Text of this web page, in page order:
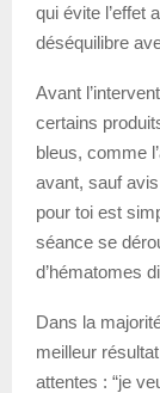
qui évite l’effet
déséquilibre
Avant
certains
bleus, comme
avant, sauf
pour toi est
séance se
d’hématomes
Dans la
meilleur
attentes : “je